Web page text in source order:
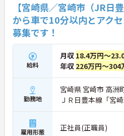
【宮崎県／宮崎市（JR日
から車で10分以内とアク
募集です！
給料
月収 18.4万円～
年収 226万円～304
勤務地
宮崎県 宮崎市 高洲
ＪＲ日豊本線「宮
雇用形態 正社員(正職員)